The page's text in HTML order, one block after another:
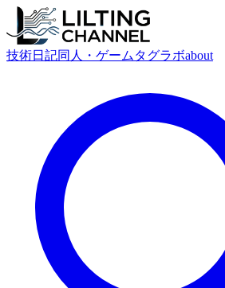
技術日記同人・ゲーム タグラボabout